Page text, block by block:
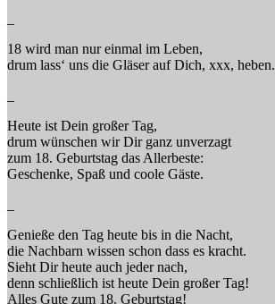
18 wird man nur einmal im Leben,
drum lass‘ uns die Gläser auf Dich, xxx, heben.
Heute ist Dein großer Tag,
drum wünschen wir Dir ganz unverzagt
zum 18. Geburtstag das Allerbeste:
Geschenke, Spaß und coole Gäste.
Genieße den Tag heute bis in die Nacht,
die Nachbarn wissen schon dass es kracht.
Sieht Dir heute auch jeder nach,
denn schließlich ist heute Dein großer Tag!
Alles Gute zum 18. Geburtstag!